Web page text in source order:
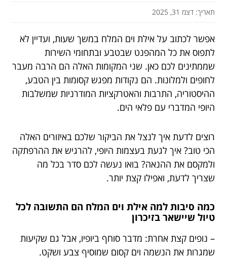
תאריך: דצמ 31, 2025
אפשר לכתוב על אילת וים המלח במשך שעות, ועדיין לא
לתפוס את כל המהפנט שבטבע ובתחומי השירות
שממתינים לכם כאן. שני המקומות האלה הם הרבה מעבר
לחופים ולמלונות. הם נקודות מפגש קסומות בין הטבע,
ההיסטוריה, התרבות והאטרקציות המודרניות שמשלבות
היופי המדברי עם פלאי הים.
רוצים לדעת איך לנצל את הביקור שלכם באיזורים האלה
הכי טוב? איך לגעת בעצמות היופי, להרגיש את ההרפתקה
ולמקסם את ההנאה? בואו נעשה לכם סדר בכל מה
שצריך לדעת, ואפילו קצת יותר.
כמה סיבות למה אילת וים המלח הם התשובה לכל
טיול שיישאר בזיכרון
– נופים קצת אחרת: מדבר סוחף ביופיו, אבל גם שקיעות
שמגרות את הנשמה וים קסום שמוסיף צבע ושקט.